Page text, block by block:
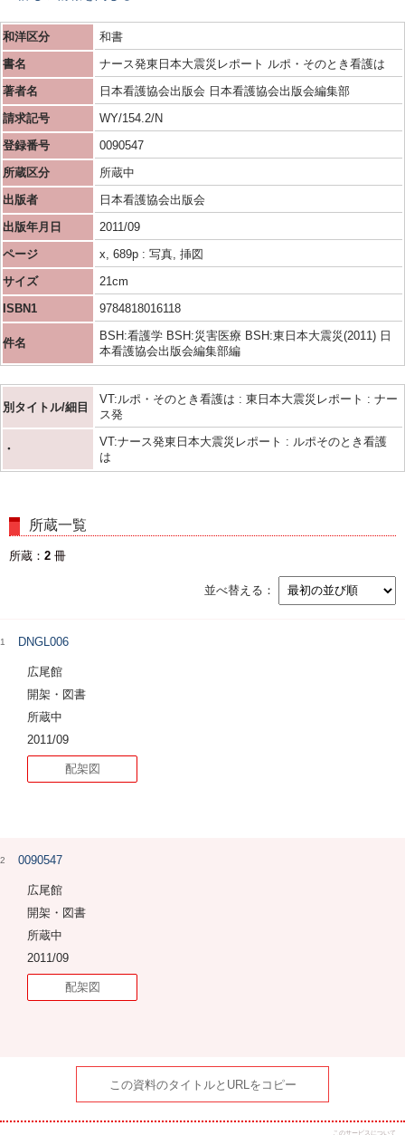
和洋区分
和書
書名
ナース発東日本大震災レポート ルポ・そのとき看護は
著者名
日本看護協会出版会 日本看護協会出版会編集部
請求記号
WY/154.2/N
登録番号
0090547
所蔵区分
所蔵中
出版者
日本看護協会出版会
出版年月日
2011/09
ページ
x, 689p : 写真, 挿図
サイズ
21cm
ISBN1
9784818016118
件名
BSH:看護学 BSH:災害医療 BSH:東日本大震災(2011) 日
本看護協会出版会編集部編
別タイトル/細目
VT:ルポ・そのとき看護は : 東日本大震災レポート : ナー
ス発
・
VT:ナース発東日本大震災レポート : ルポそのとき看護
は
所蔵一覧
所蔵 2 冊
並べ替える
1 DNGL006
広尾館
開架・図書
所蔵中
2011/09
配架図
2 0090547
広尾館
開架・図書
所蔵中
2011/09
配架図
この資料のタイトルとURLをコピー
このサービスについて